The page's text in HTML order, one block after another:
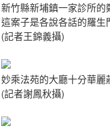
新竹縣新埔鎮一家診所
這案子是各說各話的羅生
(記者王錦義攝)
妙乘法苑的大廳十分華麗
(記者謝鳳秋攝)